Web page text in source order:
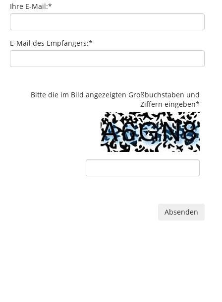
Ihre E-Mail:*
E-Mail des Empfängers:*
Bitte die im Bild angezeigten Großbuchstaben und
Ziffern eingeben*
Absenden